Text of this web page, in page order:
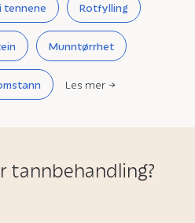
tennene Rotfylling
Munntørrhet
Les mer
tannbehandling?